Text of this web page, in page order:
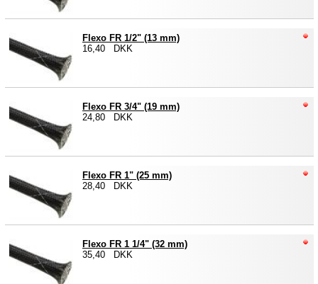
Flexo FR 1/2" (13 mm)
16,40 DKK
Flexo FR 3/4" (19 mm)
24,80 DKK
Flexo FR 1" (25 mm)
28,40 DKK
Flexo FR 1 1/4" (32 mm)
35,40 DKK